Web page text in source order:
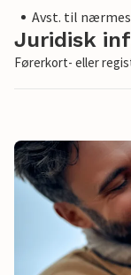
Avst. til
Juridisk
Førerkort- eller